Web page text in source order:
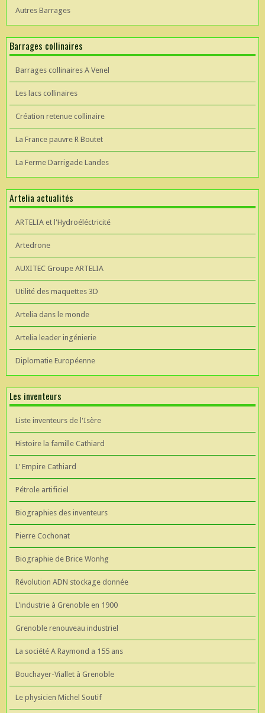
Autres Barrages
Barrages collinaires
Barrages collinaires A Venel
Les lacs collinaires
Création retenue collinaire
La France pauvre R Boutet
La Ferme Darrigade Landes
Artelia actualités
ARTELIA et l'Hydroéléctricité
Artedrone
AUXITEC Groupe ARTELIA
Utilité des maquettes 3D
Artelia dans le monde
Artelia leader ingénierie
Diplomatie Européenne
Les inventeurs
Liste inventeurs de l'Isère
Histoire la famille Cathiard
L' Empire Cathiard
Pétrole artificiel
Biographies des inventeurs
Pierre Cochonat
Biographie de Brice Wonhg
Révolution ADN stockage donnée
L'industrie à Grenoble en 1900
Grenoble renouveau industriel
La société A Raymond a 155 ans
Bouchayer-Viallet à Grenoble
Le physicien Michel Soutif